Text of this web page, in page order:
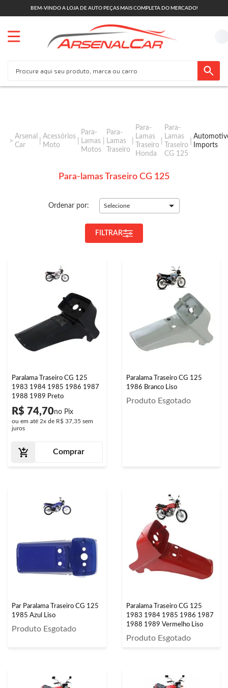
BEM-VINDO A LOJA DE AUTO PEÇAS MAIS COMPLETA DO MERCADO!
Arsenal
Car
Acessórios
Moto
Para-
Lamas
Motos
Para-
Lamas
Traseiro
Para-
Lamas
Traseiro
Honda
Para-
Lamas
Traseiro
CG 125
Imports
Para-lamas Traseiro CG 125
Ordenar por: Selecione
FILTRAR
Paralama Traseiro CG 125
1983 1984 1985 1986 1987
1988 1989 Preto
R$ 74,70
ou em até 2x de R$ 37,35 sem
juros
Comprar
Paralama Traseiro CG 125
1986 Branco Liso
Produto Esgotado
Par Paralama Traseiro CG 125
1985 Azul Liso
Produto Esgotado
Paralama Traseiro CG 125
1983 1984 1985 1986 1987
1988 1989 Vermelho Liso
Produto Esgotado